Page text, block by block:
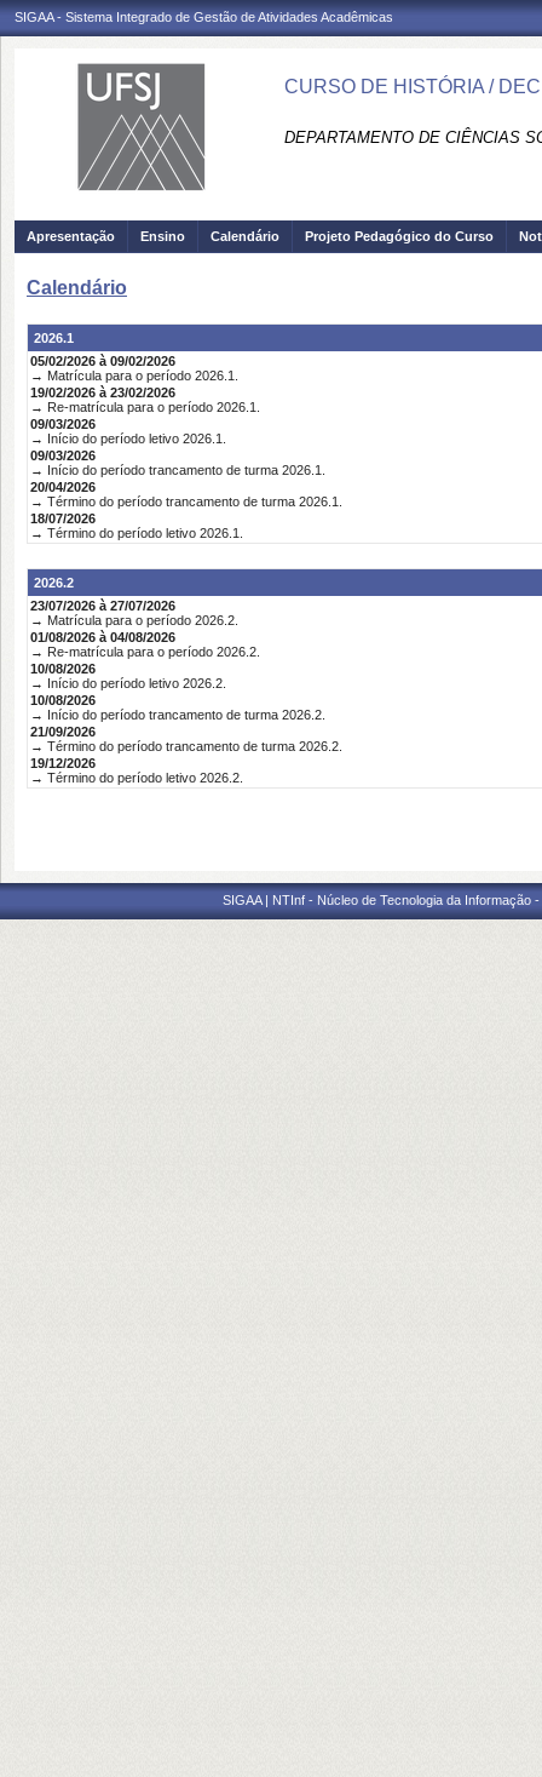
SIGAA - Sistema Integrado de Gestão de Atividades Acadêmicas
CURSO DE HISTÓRIA /
DEPARTAMENTO DE CIÊNCIAS
Apresentação Ensino Calendário Projeto Pedagógico do Curso
Calendário
2026.1
05/02/2026 à 09/02/2026
→ Matrícula para o período 2026.1.
19/02/2026 à 23/02/2026
→ Re-matrícula para o período 2026.1.
09/03/2026
→ Início do período letivo 2026.1.
09/03/2026
→ Início do período trancamento de turma 2026.1.
20/04/2026
→ Término do período trancamento de turma 2026.1.
18/07/2026
→ Término do período letivo 2026.1.
2026.2
23/07/2026 à 27/07/2026
→ Matrícula para o período 2026.2.
01/08/2026 à 04/08/2026
→ Re-matrícula para o período 2026.2.
10/08/2026
→ Início do período letivo 2026.2.
10/08/2026
→ Início do período trancamento de turma 2026.2.
21/09/2026
→ Término do período trancamento de turma 2026.2.
19/12/2026
→ Término do período letivo 2026.2.
SIGAA | NTInf - Núcleo de Tecnologia da